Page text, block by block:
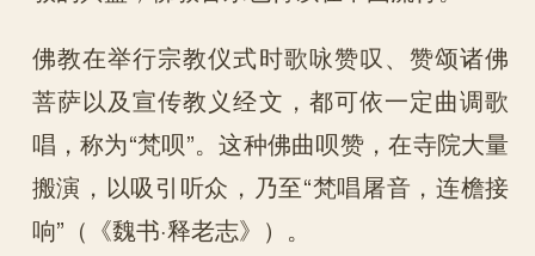
佛教在举行宗教仪式时歌咏赞叹、赞颂诸佛
菩萨以及宣传教义经文，都可依一定曲调歌
唱，称为“梵呗”。这种佛曲呗赞，在寺院大量
搬演，以吸引听众，乃至“梵唱屠音，连檐接
响”（《魏书·释老志》）。